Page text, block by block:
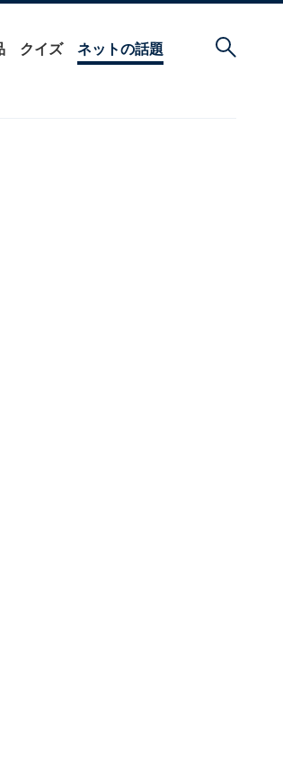
クイズ ネットの話題